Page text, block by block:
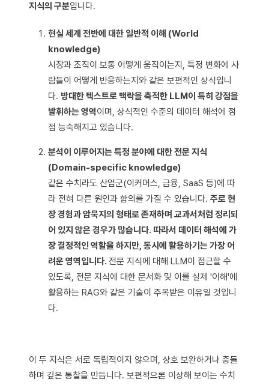
지식의 구분입니다.
현실 세계 전반에 대한 일반적 이해 (World
knowledge)
시장과 조직이 보통 어떻게 움직이는지, 특정 변화에 사
람들이 어떻게 반응하는지와 같은 보편적인 상식입니
다. 방대한 텍스트로 맥락을 축적한 LLM이 특히 강점을
발휘하는 영역이며, 상식적인 수준의 데이터 해석에 점
점 능숙해지고 있습니다.
분석이 이루어지는 특정 분야에 대한 전문 지식
(Domain-specific knowledge)
같은 수치라도 산업군(이커머스, 금융, SaaS 등)에 따
라 전혀 다른 원인과 함의를 가질 수 있습니다. 주로 현
장 경험과 암묵지의 형태로 존재하며 교과서처럼 정리되
어 있지 않은 경우가 많습니다. 따라서 데이터 해석에 가
장 결정적인 역할을 하지만, 동시에 활용하기는 가장 어
려운 영역입니다. 전문 지식에 대해 LLM이 접근할 수
있도록, 전문 지식에 대한 문서화 및 이를 실제 '이해'에
활용하는 RAG와 같은 기술이 주목받은 이유일 것입니
다.
이 두 지식은 서로 독립적이지 않으며, 상호 보완하거나 충돌
하며 깊은 통찰을 만듭니다. 보편적으론 이상해 보이는 수치